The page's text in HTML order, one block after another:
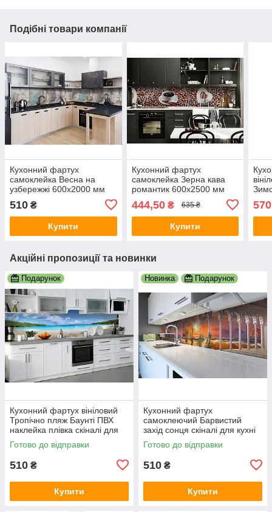
Подібні товари компанії
Кухонний фартух
самоклейка Весна на
узбережжі 600х2000 мм
вінілова плівка для кухні
Happy Pocket Z181301
510 ₴
Купити
Кухонний фартух
самоклейка Зерна кава
романтик 600х2500 мм
вінілова плівка для кухні
Happy Pocket Z181446
444,50₴ 635 ₴
Купити
570
Акційні пропозиції та новинки
Подарунок
Кухонний фартух вініловий
Тропічно пляж Баунті ПВХ
наклейка плівка скіналі для
кухні блакитний 600х2000 мм
Готово до відправки
510 ₴
Купити
Новинка Подарунок
Кухонний фартух
самоклеючий Барвистий
захід сонця скіналі для кухні
наклейка ПВХ колони море
корабель 600х2000 мм
Готово до відправки
510 ₴
Купити